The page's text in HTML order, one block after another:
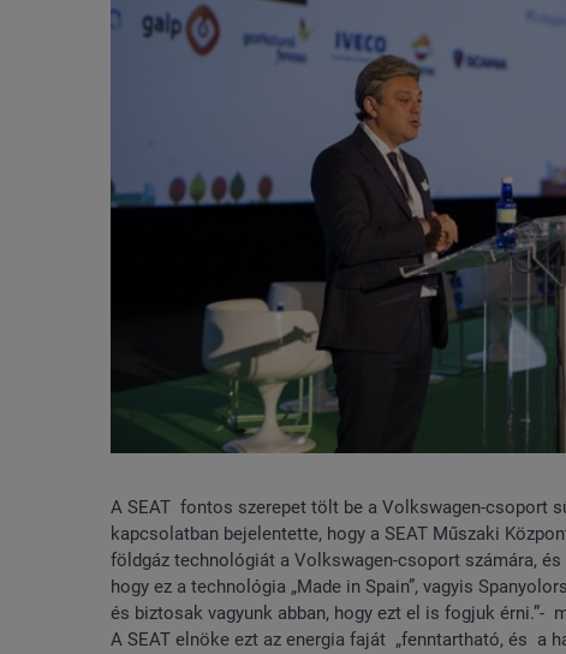
A SEAT fontos szerepet tölt be a Volkswagen-csoport
kapcsolatban bejelentette, hogy a SEAT Műszaki
földgáz technológiát a Volkswagen-csoport számára,
hogy ez a technológia „Made in Spain”, vagyis
és biztosak vagyunk abban, hogy ezt el is fogjuk érni.”-
A SEAT elnöke ezt az energia faját „fenntartható, és a